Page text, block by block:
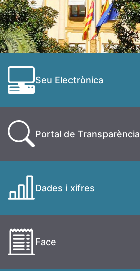
Seu Electrònica
Portal de Transparència
Dades i xifres
Face